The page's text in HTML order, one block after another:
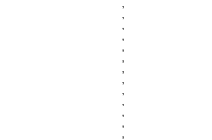
,
,
,
,
,
,
,
,
,
,
,
,
,